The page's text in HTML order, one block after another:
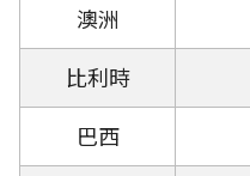
澳洲
比利時
巴西